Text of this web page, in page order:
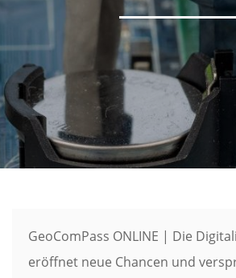
GeoComPass ONLINE | Die
eröffnet neue Chancen und